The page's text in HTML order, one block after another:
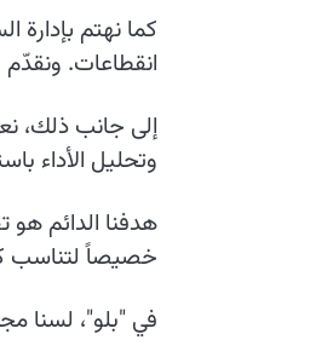
كما نهتم بإدارة
انقطاعات.
وتحليل الأداء
هدفنا الدائم هو
خصيصاً لتناسب
في "بلو"، لسنا